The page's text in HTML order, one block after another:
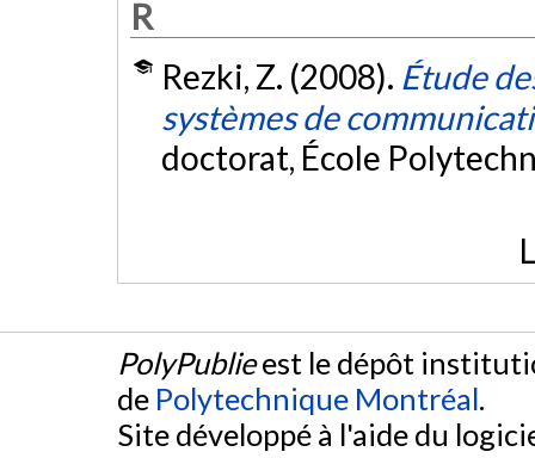
R
Rezki, Z. (2008). Étude
systèmes de
doctorat, École
PolyPublieest le dépôt
de Polytechnique Montréal.
Site développé à l'aide du